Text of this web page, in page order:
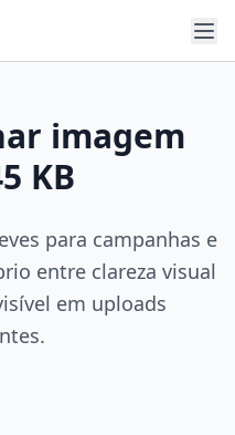
imagem
KB
para campanhas e
entre clareza visual
em uploads